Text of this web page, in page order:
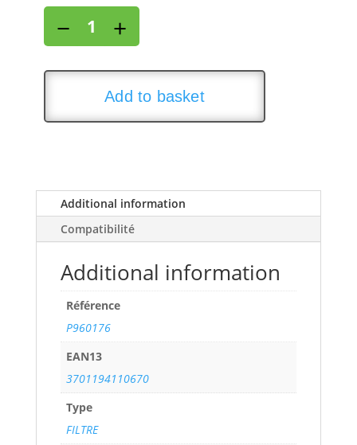
filter
for
TOYOTA
L4
17>
ref.
P960176
− +
Add to basket
Additional information
Compatibilité
Additional information
Référence
P960176
EAN13
3701194110670
Type
FILTRE